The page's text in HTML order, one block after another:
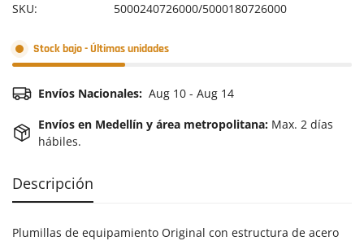
SKU:
5000240726000/5000180726000
Stock bajo - Últimas unidades
Envíos Nacionales: Aug 10 - Aug 14
Envíos en Medellín y área metropolitana: Max. 2 días
hábiles.
Descripción
Plumillas de equipamiento Original con estructura de acero